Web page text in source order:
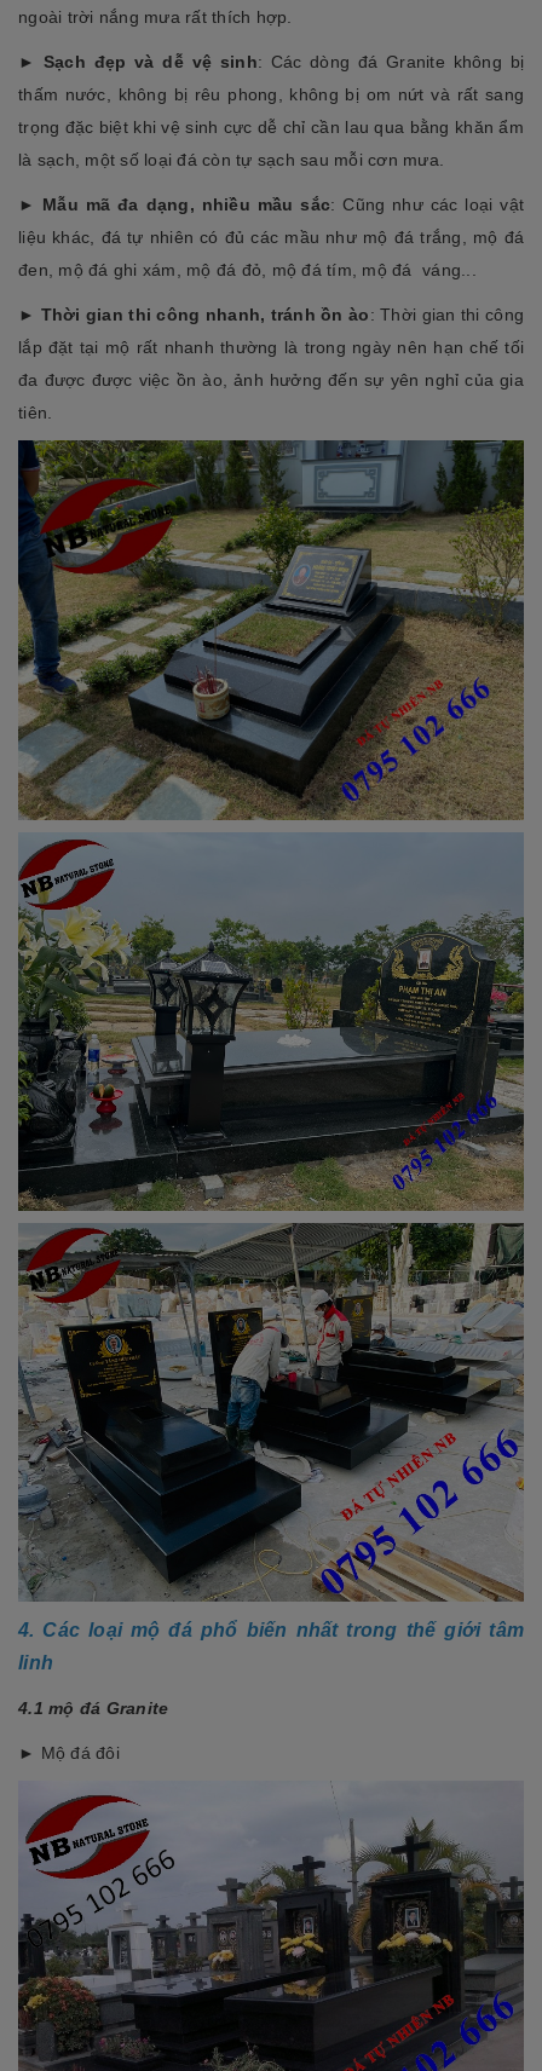
ngoài trời nắng mưa rất thích hợp.
► Sạch đẹp và dễ vệ sinh: Các dòng đá Granite không bị
thấm nước, không bị rêu phong, không bị om nứt và rất sang
trọng đặc biệt khi vệ sinh cực dễ chỉ cần lau qua bằng khăn ẩm
là sạch, một số loại đá còn tự sạch sau mỗi cơn mưa.
► Mẫu mã đa dạng, nhiều mầu sắc: Cũng như các loại vật
liệu khác, đá tự nhiên có đủ các mầu như mộ đá trắng, mộ đá
đen, mộ đá ghi xám, mộ đá đỏ, mộ đá tím, mộ đá váng...
► Thời gian thi công nhanh, tránh ồn ào: Thời gian thi công
lắp đặt tại mộ rất nhanh thường là trong ngày nên hạn chế tối
đa được được việc ồn ào, ảnh hưởng đến sự yên nghỉ của gia
tiên.
4. Các loại mộ đá phổ biến nhất trong thế giới tâm
linh
4.1 mộ đá Granite
► Mộ đá đôi